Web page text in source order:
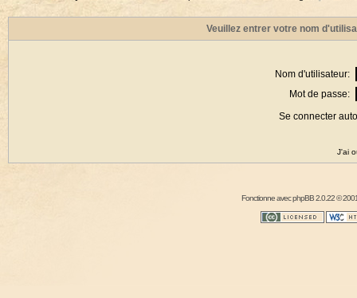
Veuillez entrer votre nom
Nom d'utilisateur:
Mot de passe:
Se connecter
J'ai
Fonctionne avecphpBB2.0.22 ©